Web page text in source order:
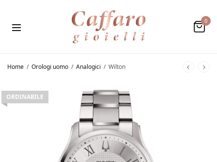
0
Home / Orologi uomo / Analogici / Wilton
ORDINABILE